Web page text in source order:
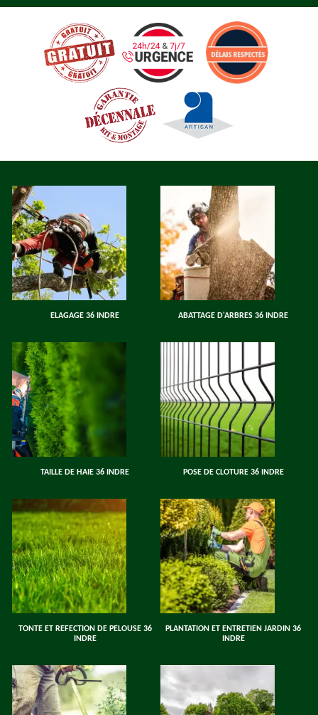
ELAGAGE 36 INDRE ABATTAGE D'ARBRES 36 INDRE
TAILLE DE HAIE 36 INDRE POSE DE CLOTURE 36 INDRE
TONTE ET REFECTION DE PELOUSE 36
INDRE
PLANTATION ET ENTRETIEN JARDIN 36
INDRE